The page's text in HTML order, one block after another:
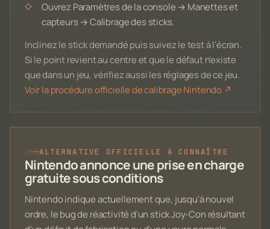
Ouvrez Paramètres de la console → Manettes et
capteurs → Calibrage des sticks.
Inclinez le stick demandé puis suivez le test à l'écran.
Si le point revient au centre et que le défaut n'existe
que dans un jeu, vérifiez aussi les réglages de ce jeu.
Voir la procédure officielle de calibrage Nintendo ↗
ALTERNATIVE OFFICIELLE À CONNAÎTRE
Nintendo annonce une prise en charge
gratuite sous conditions
Nintendo indique actuellement que, jusqu'à nouvel
ordre, le bug de réactivité d'un stick Joy-Con résultant